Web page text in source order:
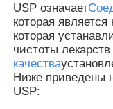
USP означает
которая
которая
чистоты
качества
Ниже приведены
USP: